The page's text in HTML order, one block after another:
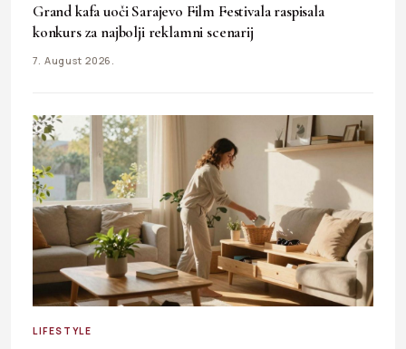
Grand kafa uoči Sarajevo Film Festivala raspisala
konkurs za najbolji reklamni scenarij
7. August 2026.
LIFESTYLE